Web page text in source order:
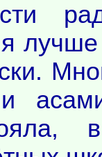
лучше